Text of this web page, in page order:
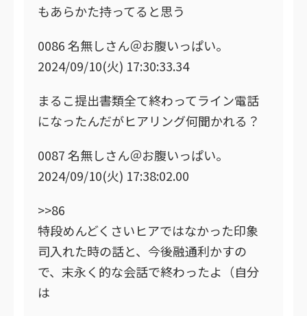
もあらかた持ってると思う
0086 名無しさん＠お腹いっぱい。
2024/09/10(火) 17:30:33.34
まるこ提出書類全て終わってライン電話
になったんだがヒアリング何聞かれる？
0087 名無しさん＠お腹いっぱい。
2024/09/10(火) 17:38:02.00
>>86
特段めんどくさいヒアではなかった印象
司入れた時の話と、今後融通利かすの
で、末永く的な会話で終わったよ（自分
は